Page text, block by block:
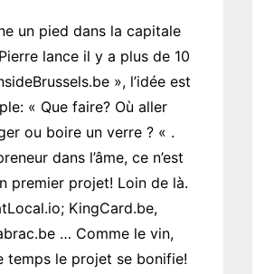
un pied dans la capitale
lance il y a plus de 10
», l’idée est
« Que faire? Où aller
ou boire un verre ? « .
dans l’âme, ce n’est
premier projet! Loin de là.
KingCard.be,
… Comme le vin,
temps le projet se bonifie!